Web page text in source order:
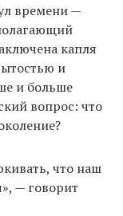
времени —
капля
и
и больше
вопрос: что
что наш
— говорит